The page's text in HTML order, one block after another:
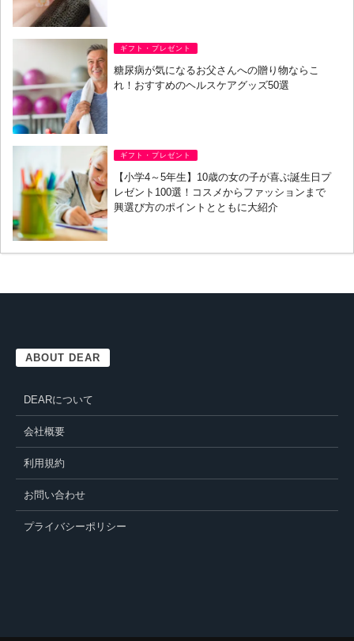
ギフト・プレゼント
糖尿病が気になるお父さんへの贈り物ならこ
れ！おすすめのヘルスケアグッズ50選
ギフト・プレゼント
【小学4～5年生】10歳の女の子が喜ぶ誕生日プ
レゼント100選！コスメからファッションまで
興選び方のポイントとともに大紹介
ABOUT DEAR
DEARについて
会社概要
利用規約
お問い合わせ
プライバシーポリシー